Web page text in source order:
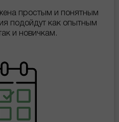
простым и понятным
подойдут как опытным
и новичкам.